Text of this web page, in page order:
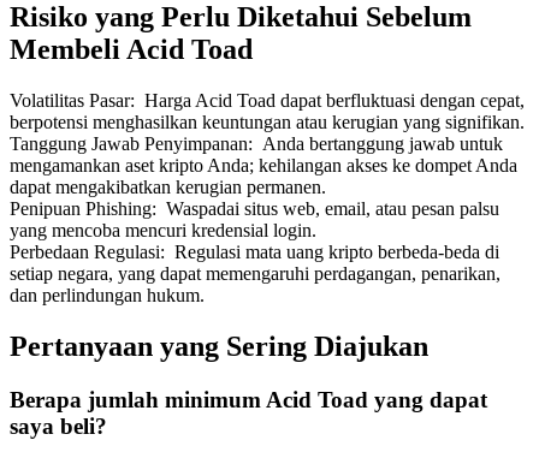
Hingga 65% Komisi!
Referensi
BTC Welcome Rewards
Risiko yang Perlu Diketahui Sebelum
Membeli Acid Toad
Volatilitas Pasar: Harga Acid Toad dapat berfluktuasi dengan cepat,
berpotensi menghasilkan keuntungan atau kerugian yang signifikan.
Tanggung Jawab Penyimpanan: Anda bertanggung jawab untuk
mengamankan aset kripto Anda; kehilangan akses ke dompet Anda
dapat mengakibatkan kerugian permanen.
Penipuan Phishing: Waspadai situs web, email, atau pesan palsu
yang mencoba mencuri kredensial login.
Perbedaan Regulasi: Regulasi mata uang kripto berbeda-beda di
setiap negara, yang dapat memengaruhi perdagangan, penarikan,
dan perlindungan hukum.
Pertanyaan yang Sering Diajukan
Berapa jumlah minimum Acid Toad yang dapat
saya beli?